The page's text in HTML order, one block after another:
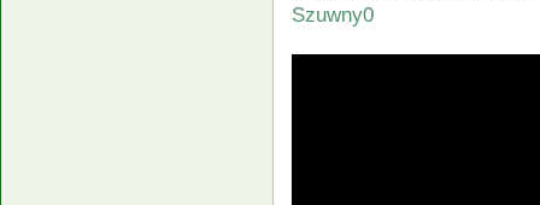
Szuwny0